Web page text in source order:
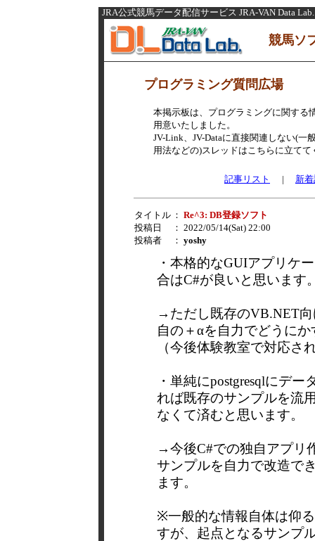
JRA公式競馬データ配信サービス JRA-VAN Data Lab.
競馬ソ
プログラミング質問広場
本掲示板は、プログラミングに関する
用意いたしました。
JV-Link、JV-Dataに直接関連しない(一
用法などの)スレッドはこちらに立てて
記事リスト | 新
タイトル ： Re^3: DB登録ソフト
投稿日
： 2022/05/14(Sat) 22:00
投稿者
： yoshy
・本格的なGUIアプリケ
合はC#が良いと思います
→ただし既存のVB.NET
自の＋αを自力でどうに
（今後体験教室で対応
・単純にpostgresqlにデ
れば既存のサンプルを流
なくて済むと思います。
→今後C#での独自アプリ
サンプルを自力で改造で
ます。
※一般的な情報自体は仰
すが、起点となるサンプ